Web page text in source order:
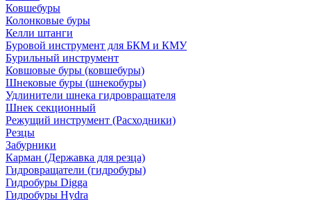
Ковшебуры
Колонковые буры
Келли штанги
Буровой инструмент для БКМ и КМУ
Бурильный инструмент
Ковшовые буры (ковшебуры)
Шнековые буры (шнекобуры)
Удлинители шнека гидровращателя
Шнек секционный
Режущий инструмент (Расходники)
Резцы
Забурники
Карман (Державка для резца)
Гидровращатели (гидробуры)
Гидробуры Digga
Гидробуры Hydra